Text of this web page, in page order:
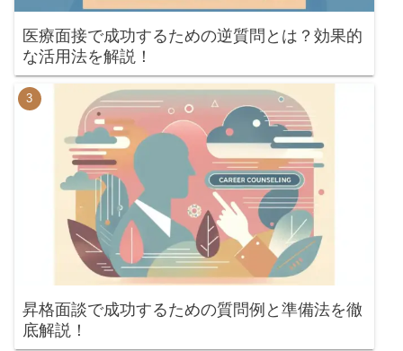
医療面接で成功するための逆質問とは？効果的
な活用法を解説！
昇格面談で成功するための質問例と準備法を徹
底解説！